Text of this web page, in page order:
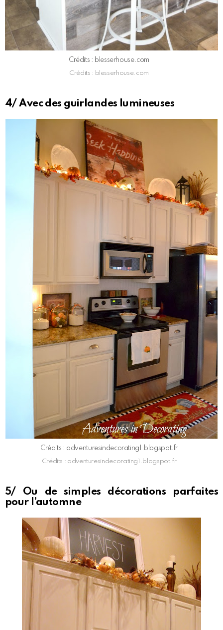
Crédits : blesserhouse.com
Crédits : blesserhouse.com
4/ Avec des guirlandes lumineuses
Crédits : adventuresindecorating1.blogspot.fr
Crédits : adventuresindecorating1.blogspot.fr
5/ Ou de simples décorations parfaites
pour l’automne